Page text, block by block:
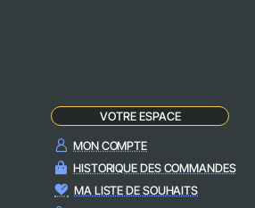
VOTRE ESPACE
MON COMPTE
HISTORIQUE DES COMMANDES
MA LISTE DE SOUHAITS